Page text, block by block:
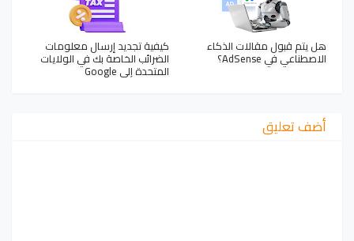
هل يتم قبول مقالات الذكاء
الاصطناعي في AdSense؟
كيفية تجديد إرسال معلومات
الضرائب الخاصة بك في الولايات
المتحدة إلى Google
أضف تعليق